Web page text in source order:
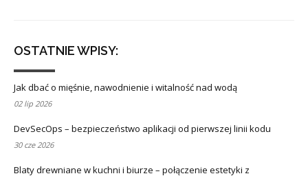
OSTATNIE WPISY:
Jak dbać o mięśnie, nawodnienie i witalność nad wodą
02 lip 2026
DevSecOps – bezpieczeństwo aplikacji od pierwszej linii kodu
30 cze 2026
Blaty drewniane w kuchni i biurze – połączenie estetyki z